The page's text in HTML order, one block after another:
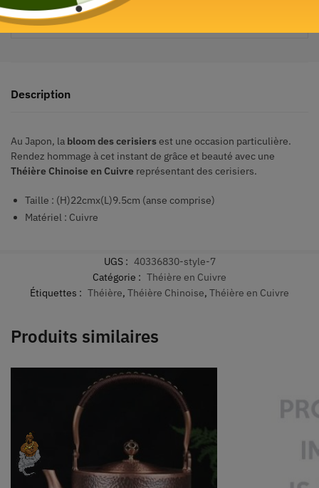
Description
Au Japon, la bloom des cerisiersest une occasion particulière.
Rendez hommage à cet instant de grâce et beauté avec une
Théière Chinoise en Cuivre représentant des cerisiers.
Taille : (H)22cmx(L)9.5cm (anse comprise)
Matériel : Cuivre
UGS : 40336830-style-7
Catégorie : Théière en Cuivre
Étiquettes : Théière, Théière Chinoise, Théière en Cuivre
Produits similaires